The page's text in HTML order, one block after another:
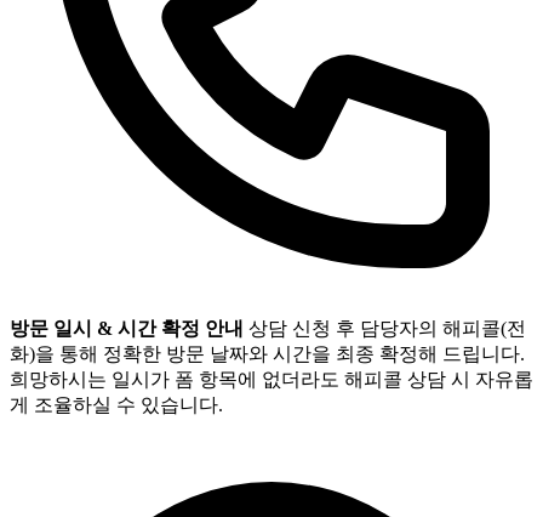
방문 일시 & 시간 확정 안내 상담 신청 후 담당자의 해피콜(전
화)을 통해 정확한 방문 날짜와 시간을 최종 확정해 드립니다.
희망하시는 일시가 폼 항목에 없더라도 해피콜 상담 시 자유롭
게 조율하실 수 있습니다.